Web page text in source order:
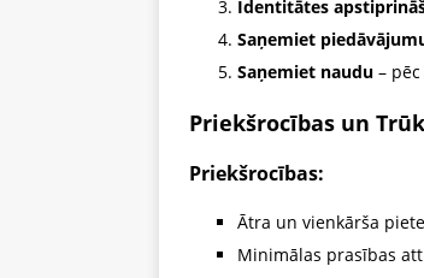
Identitātes
Saņemiet
Saņemiet naudu –
Priekšrocības un
Priekšrocības:
Ātra un vienkārša
Minimālas prasības